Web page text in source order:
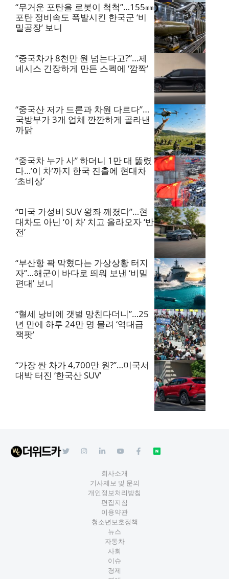
“무거운 포탄을 로봇이 척척”…155㎜
포탄 정비속도 폭발시킨 한국군 ‘비
밀공장’ 보니
“중국차가 8천만 원 넘는다고?”…제
네시스 긴장하게 만든 스펙에 ‘깜짝’
“중국산 저가 드론과 차원 다르다”…
국방부가 3개 업체 깐깐하게 골라낸
까닭
“중국차 누가 사” 하더니 1만 대 뚫렸
다…’이 차’까지 한국 진출에 현대차
‘초비상’
“미국 가성비 SUV 왕좌 깨졌다”…현
대차도 아닌 ‘이 차’ 치고 올라오자 ‘반
전’
“부산항 꽉 막혔다는 가상상황 터지
자”…해군이 바다로 띄워 보낸 ‘비밀
편대’ 보니
“혈세 낭비에 갯벌 망친다더니”…25
년 만에 하루 24만 명 몰려 ‘역대급
잭팟’
“가장 싼 차가 4,700만 원?”…미국서
대박 터진 ‘한국산 SUV’
회사소개
기사제보 및 문의
개인정보처리방침
편집지침
이용약관
청소년보호정책
뉴스
자동차
사회
이슈
경제